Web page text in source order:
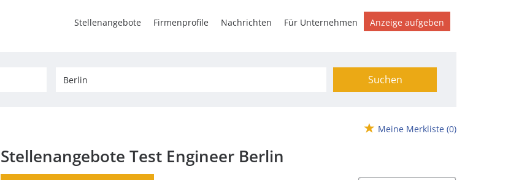
Stellenangebote Firmenprofile Nachrichten Für Unternehmen Anzeige aufgeben
Suchen
Meine Merkliste (0)
Stellenangebote Test Engineer Berlin